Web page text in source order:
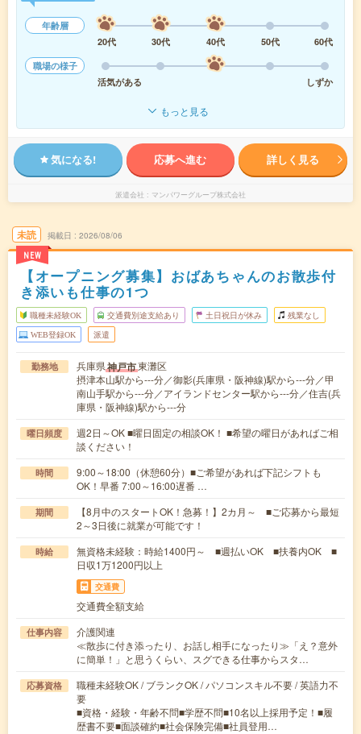
年齢層
20代
30代 40代 50代
60代
職場の様子
活気がある
しずか
もっと見る
気になる! 応募へ進む 詳しく見る
派遣会社 マンパワーグループ株式会社
未読
NEW
掲載日 2026/08/06
【オープニング募集】おばあちゃんのお散歩付
き添いも仕事の1つ
職種未経験OK 交通費別途支給あり 土日祝日が休み 残業なし
WEB登録OK 派遣
勤務地 兵庫県神戸市東灘区
摂津本山駅から---分／御影(兵庫県・阪神線)駅から---分／甲
南山手駅から---分／アイランドセンター駅から---分／住吉(兵
庫県・阪神線)駅から---分
曜日頻度
週2日～OK ■曜日固定の相談OK！ ■希望の曜日があればご相
談ください！
時間
9:00～18:00（休憩60分）■ご希望があれば下記シフトも
OK！早番 7:00～16:00遅番 …
期間
【8月中のスタートOK！急募！】2カ月～ ■ご応募から最短
2～3日後に就業が可能です！
時給
無資格未経験：時給1400円～ ■週払いOK ■扶養内OK ■
日収1万1200円以上
交通費
交通費全額支給
仕事内容
介護関連
≪散歩に付き添ったり、お話し相手になったり≫「え？意外
に簡単！」と思うくらい、スグできる仕事からスタ…
応募資格
職種未経験OK / ブランクOK / パソコンスキル不要 / 英語力不
要
■資格・経験・年齢不問■学歴不問■10名以上採用予定！■履
歴書不要■面談確約■社会保険完備■社員登用…